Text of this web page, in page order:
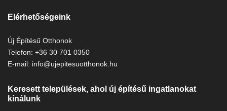
Elérhetőségeink
Új Építésű Otthonok
Telefon: +36 30 701 0350
E-mail: info@ujepitesuotthonok.hu
Keresett települések, ahol új építésű ingatlanokat
kínálunk